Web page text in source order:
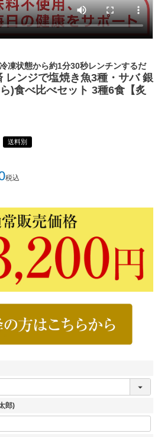
凍状態から約1分30秒レンチンするだ
レンジで塩焼き魚3種・サバ 銀
)食べ比べセット 3種6食【炙
送料別
税込
郎)